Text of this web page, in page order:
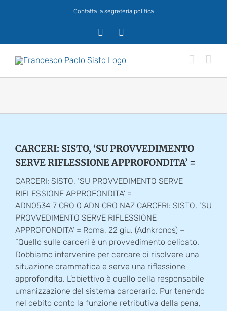
Contatta la segreteria politica
CARCERI: SISTO, ‘SU PROVVEDIMENTO
SERVE RIFLESSIONE APPROFONDITA’ =
CARCERI: SISTO, ‘SU PROVVEDIMENTO SERVE
RIFLESSIONE APPROFONDITA’ =
ADN0534 7 CRO 0 ADN CRO NAZ CARCERI: SISTO, ‘SU
PROVVEDIMENTO SERVE RIFLESSIONE
APPROFONDITA’ = Roma, 22 giu. (Adnkronos) –
”Quello sulle carceri è un provvedimento delicato.
Dobbiamo intervenire per cercare di risolvere una
situazione drammatica e serve una riflessione
approfondita. L’obiettivo è quello della responsabile
umanizzazione del sistema carcerario. Pur tenendo
nel debito conto la funzione retributiva della pena,